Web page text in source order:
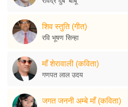
शिव स्तुति (गीत)
रवि भूषण सिन्हा
माँ शेरावाली (कविता)
गणपत लाल उदय
जगत जननी अम्बे माँ (कविता)